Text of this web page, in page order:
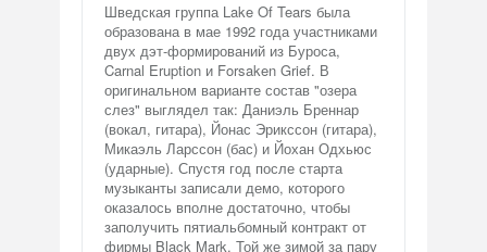
Шведская группа Lake Of Tears была
образована в мае 1992 года участниками
двух дэт-формирований из Буроса,
Carnal Eruption и Forsaken Grief. В
оригинальном варианте состав "озера
слез" выглядел так: Даниэль Бреннар
(вокал, гитара), Йонас Эрикссон (гитара),
Микаэль Ларссон (бас) и Йохан Одхьюс
(ударные). Спустя год после старта
музыканты записали демо, которого
оказалось вполне достаточно, чтобы
заполучить пятиальбомный контракт от
фирмы Black Mark. Той же зимой за пару